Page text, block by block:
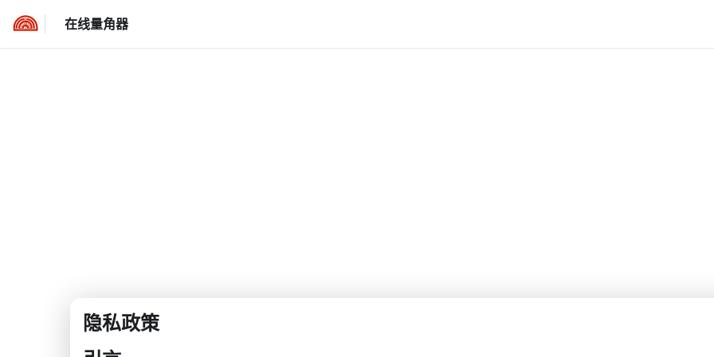
在线量角器
隐私政策